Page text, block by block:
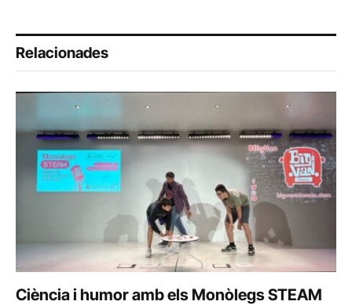
Relacionades
Ciència i humor amb els Monòlegs STEAM